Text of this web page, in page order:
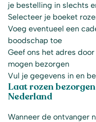
je bestelling in slechts
Selecteer je boeket
Voeg eventueel een
boodschap toe
Geef ons het adres
mogen bezorgen
Vul je gegevens in en
Laat rozen
Nederland
Wanneer de ontvanger